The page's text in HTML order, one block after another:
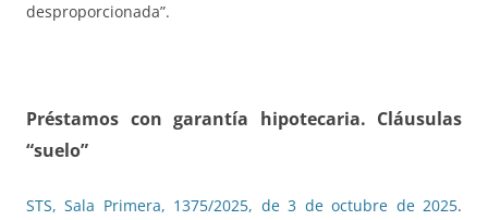
desproporcionada”.
Préstamos con garantía hipotecaria. Cláusulas
“suelo”
STS, Sala Primera, 1375/2025, de 3 de octubre de 2025.